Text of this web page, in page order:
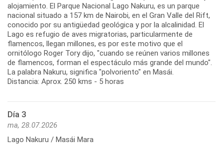
alojamiento. El Parque Nacional Lago Nakuru, es un parque
nacional situado a 157 km de Nairobi, en el Gran Valle del Rift,
conocido por su antigüedad geológica y por la alcalinidad. El
Lago es refugio de aves migratorias, particularmente de
flamencos, llegan millones, es por este motivo que el
ornitólogo Roger Tory dijo, "cuando se reúnen varios millones
de flamencos, forman el espectáculo más grande del mundo".
La palabra Nakuru, significa "polvoriento" en Masái.
Distancia: Aprox. 250 kms - 5 horas
Día 3
ma, 28.07.2026
Lago Nakuru / Masái Mara